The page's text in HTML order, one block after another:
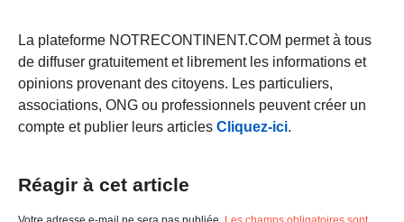
La plateforme NOTRECONTINENT.COM permet à tous
de diffuser gratuitement et librement les informations et
opinions provenant des citoyens. Les particuliers,
associations, ONG ou professionnels peuvent créer un
compte et publier leurs articles Cliquez-ici.
Réagir à cet article